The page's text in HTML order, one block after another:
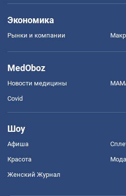
Экономика
Рынки и компании
MedOboz
Новости медицины
Covid
Шоу
Афиша
Красота Мода
Женский Журнал